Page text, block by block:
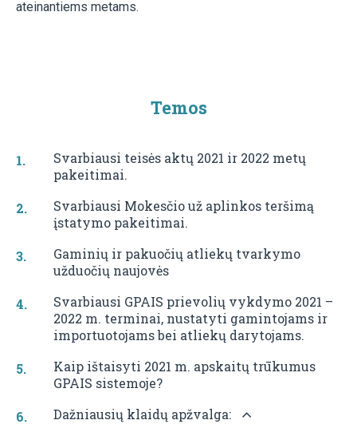
ateinantiems metams.
Temos
Svarbiausi teisės aktų 2021 ir 2022 metų
pakeitimai.
Svarbiausi Mokesčio už aplinkos teršimą
įstatymo pakeitimai.
Gaminių ir pakuočių atliekų tvarkymo
užduočių naujovės
Svarbiausi GPAIS prievolių vykdymo 2021 –
2022 m. terminai, nustatyti gamintojams ir
importuotojams bei atliekų darytojams.
Kaip ištaisyti 2021 m. apskaitų trūkumus
GPAIS sistemoje?
Dažniausių klaidų apžvalga: